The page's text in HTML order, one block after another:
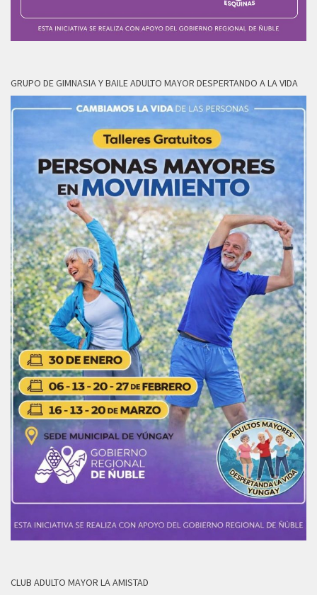
GRUPO DE GIMNASIA Y BAILE ADULTO MAYOR DESPERTANDO A LA VIDA
CLUB ADULTO MAYOR LA AMISTAD